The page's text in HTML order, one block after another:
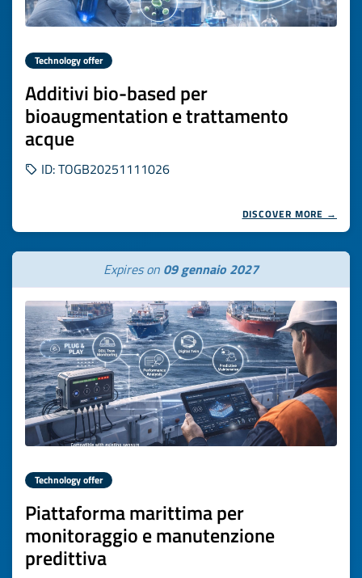
Technology offer
Additivi bio-based per
bioaugmentation e trattamento
acque
ID: TOGB20251111026
DISCOVER MORE →
Expires on 09 gennaio 2027
Technology offer
Piattaforma marittima per
monitoraggio e manutenzione
predittiva